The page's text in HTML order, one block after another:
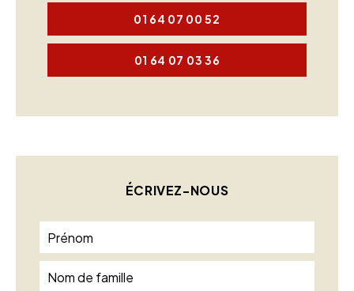
01 64 07 00 52
01 64 07 03 36
ÉCRIVEZ-NOUS